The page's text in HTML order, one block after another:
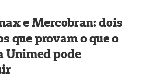
e Mercobran: dois
que provam o que o
Unimed pode